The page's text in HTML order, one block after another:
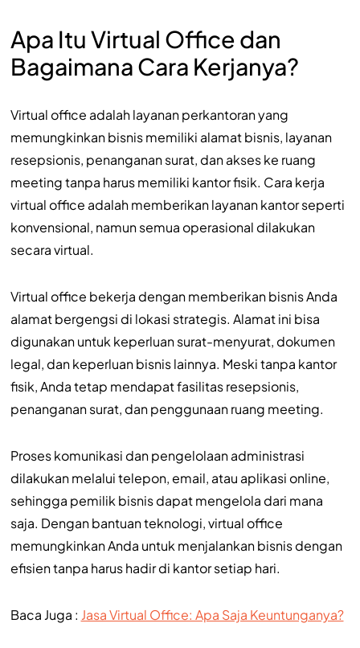
Apa Itu Virtual Office dan
Bagaimana Cara Kerjanya?
Virtual office adalah layanan perkantoran yang
memungkinkan bisnis memiliki alamat bisnis, layanan
resepsionis, penanganan surat, dan akses ke ruang
meeting tanpa harus memiliki kantor fisik. Cara kerja
virtual office adalah memberikan layanan kantor seperti
konvensional, namun semua operasional dilakukan
secara virtual.
Virtual office bekerja dengan memberikan bisnis Anda
alamat bergengsi di lokasi strategis. Alamat ini bisa
digunakan untuk keperluan surat-menyurat, dokumen
legal, dan keperluan bisnis lainnya. Meski tanpa kantor
fisik, Anda tetap mendapat fasilitas resepsionis,
penanganan surat, dan penggunaan ruang meeting.
Proses komunikasi dan pengelolaan administrasi
dilakukan melalui telepon, email, atau aplikasi online,
sehingga pemilik bisnis dapat mengelola dari mana
saja. Dengan bantuan teknologi, virtual office
memungkinkan Anda untuk menjalankan bisnis dengan
efisien tanpa harus hadir di kantor setiap hari.
Baca Juga : Jasa Virtual Office: Apa Saja Keuntunganya?